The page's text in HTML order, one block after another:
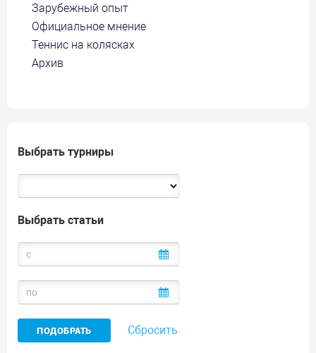
Зарубежный опыт
Официальное мнение
Теннис на колясках
Архив
Выбрать турниры
Выбрать статьи
Сбросить